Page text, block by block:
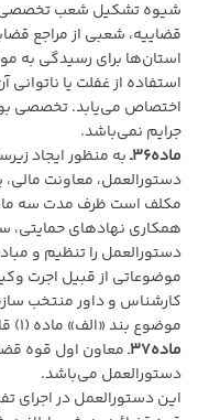
قضاییه، شعبی از مراجع
استان‌ها برای رسیدگی به
استفاده از غفلت یا
اختصاص می‌یابد. تخصصی
جرایم نمی‌باشد.
ماده۳۶ـ
به منظور ایجاد
دستورالعمل، معاونت
مکلف است ظرف مدت سه ماه
دستورالعمل را تنظیم و
موضوعاتی از قبیل اجرت
کارشناس و داور منتخب
موضوع بند «الف» ماده (۱) قانون پیش‌بینی می‌شود.
ماده۳۷
ـ معاون اول قوه
دستورالعمل می‌باشد.
این دستورالعمل در اجرای